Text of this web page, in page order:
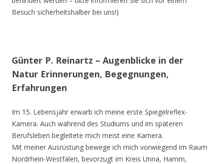
Besuch sicherheitshalber bei uns!)
Günter P. Reinartz – Augenblicke in der
Natur Erinnerungen, Begegnungen,
Erfahrungen
Im 15. Lebensjahr erwarb ich meine erste Spiegelreflex-
Kamera. Auch während des Studiums und im späteren
Berufsleben begleitete mich meist eine Kamera.
Mit meiner Ausrüstung bewege ich mich vorwiegend im Raum
Nordrhein-Westfalen, bevorzugt im Kreis Unna, Hamm,